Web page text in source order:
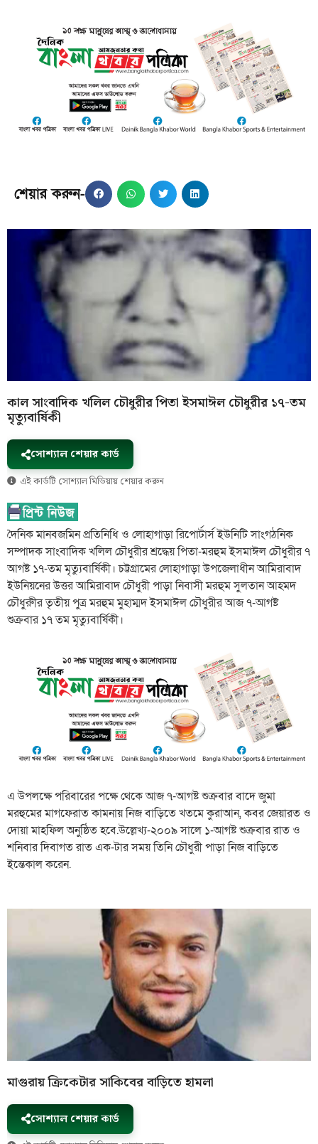
শেয়ার করুন-
কাল সাংবাদিক খলিল চৌধুরীর পিতা ইসমাঈল চৌধুরীর ১৭-তম
মৃত্যুবার্ষিকী
সোশ্যাল শেয়ার কার্ড
এই কার্ডটি সোশ্যাল মিডিয়ায় শেয়ার করুন
দৈনিক মানবজমিন প্রতিনিধি ও লোহাগাড়া রিপোর্টার্স ইউনিটি সাংগঠনিক
সম্পাদক সাংবাদিক খলিল চৌধুরীর শ্রদ্ধেয় পিতা-মরহুম ইসমাঈল চৌধুরীর ৭
আগষ্ট ১৭-তম মৃত্যুবার্ষিকী। চট্টগ্রামের লোহাগাড়া উপজেলাধীন আমিরাবাদ
ইউনিয়নের উত্তর আমিরাবাদ চৌধুরী পাড়া নিবাসী মরহুম সুলতান আহমদ
চৌধুরুীর তৃতীয় পুত্র মরহুম মুহাম্মদ ইসমাঈল চৌধুরীর আজ ৭-আগষ্ট
শুক্রবার ১৭ তম মৃত্যুবার্ষিকী।
এ উপলক্ষে পরিবারের পক্ষে থেকে আজ ৭-আগষ্ট শুক্রবার বাদে জুমা
মরহুমের মাগফেরাত কামনায় নিজ বাড়িতে খতমে কুরাআন, কবর জেয়ারত ও
দোয়া মাহফিল অনুষ্ঠিত হবে.উল্লেখ্য-২০০৯ সালে ১-আগষ্ট শুক্রবার রাত ও
শনিবার দিবাগত রাত এক-টার সময় তিনি চৌধুরী পাড়া নিজ বাড়িতে
ইন্তেকাল করেন.
মাগুরায় ক্রিকেটার সাকিবের বাড়িতে হামলা
সোশ্যাল শেয়ার কার্ড